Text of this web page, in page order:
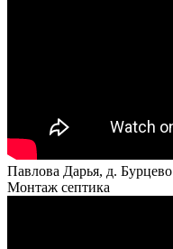
Павлова Дарья, д. Бурцево
Монтаж септика